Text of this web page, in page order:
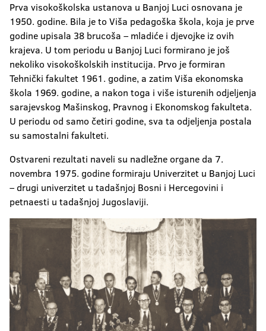
Prva visokoškolska ustanova u Banjoj Luci osnovana je
1950. godine. Bila je to Viša pedagoška škola, koja je prve
godine upisala 38 brucoša – mladiće i djevojke iz ovih
krajeva. U tom periodu u Banjoj Luci formirano je još
nekoliko visokoškolskih institucija. Prvo je formiran
Tehnički fakultet 1961. godine, a zatim Viša ekonomska
škola 1969. godine, a nakon toga i više isturenih odjeljenja
sarajevskog Mašinskog, Pravnog i Ekonomskog fakulteta.
U periodu od samo četiri godine, sva ta odjeljenja postala
su samostalni fakulteti.
Ostvareni rezultati naveli su nadležne organe da 7.
novembra 1975. godine formiraju Univerzitet u Banjoj Luci
– drugi univerzitet u tadašnjoj Bosni i Hercegovini i
petnaesti u tadašnjoj Jugoslaviji.